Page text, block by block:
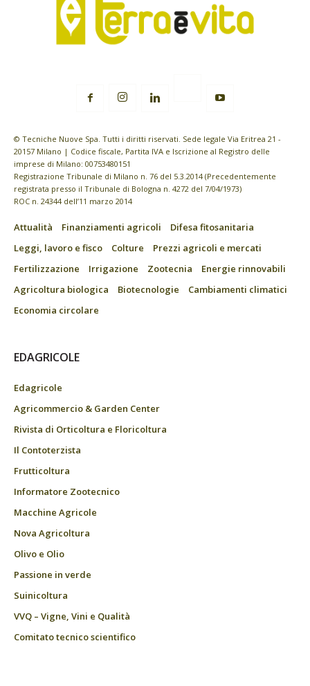
© Tecniche Nuove Spa. Tutti i diritti riservati. Sede legale Via Eritrea 21 -
20157 Milano | Codice fiscale, Partita IVA e Iscrizione al Registro delle
imprese di Milano: 00753480151
Registrazione Tribunale di Milano n. 76 del 5.3.2014 (Precedentemente
registrata presso il Tribunale di Bologna n. 4272 del 7/04/1973)
ROC n. 24344 dell’11 marzo 2014
Attualità Finanziamenti agricoli
Difesa fitosanitaria
Leggi, lavoro e fisco
Colture
Prezzi agricoli e mercati
Fertilizzazione
Irrigazione Zootecnia
Energie rinnovabili
Agricoltura biologica
Biotecnologie
Cambiamenti climatici
Economia circolare
EDAGRICOLE
Edagricole
Agricommercio & Garden Center
Rivista di Orticoltura e Floricoltura
Il Contoterzista
Frutticoltura
Informatore Zootecnico
Macchine Agricole
Nova Agricoltura
Olivo e Olio
Passione in verde
Suinicoltura
VVQ – Vigne, Vini e Qualità
Comitato tecnico scientifico